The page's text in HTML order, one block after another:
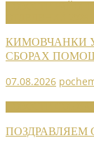
КИМОВЧАНКИ
СБОРАХ
07.08.2026
ПОЗДРАВЛЯЕМ